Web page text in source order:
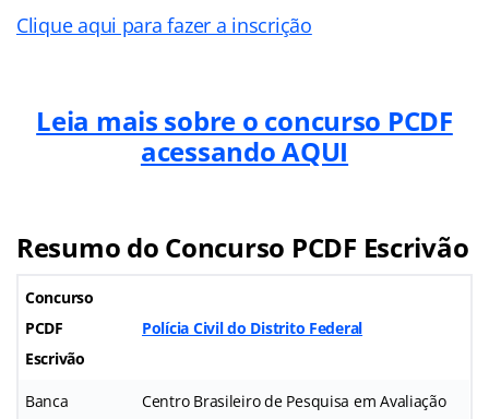
Clique aqui para fazer a inscrição
Leia mais sobre o concurso PCDF
acessando AQUI
Resumo do Concurso PCDF Escrivão
Concurso
PCDF
Escrivão
Polícia Civil do Distrito Federal
Banca
Centro Brasileiro de Pesquisa em Avaliação